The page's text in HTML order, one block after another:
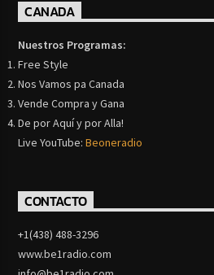
CANADA
Nuestros Programas:
Free Style
Nos Vamos pa Canada
Vende Compra y Gana
De por Aquí y por Alla!
Live YouTube:Beoneradio
CONTACTO
+1(438) 488-3296
www.be1radio.com